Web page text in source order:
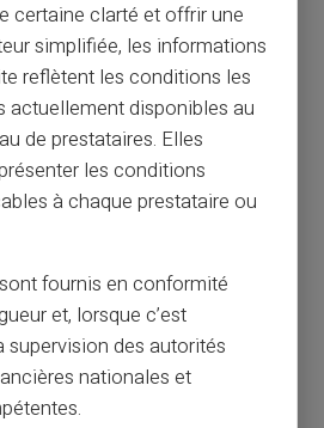
Carte prépayée
sans compte, ça
parce que votre banque vous
carte que vo...
certaine clarté et offrir une
simplifiée, les informations
reflètent les conditions les
actuellement disponibles au
de prestataires. Elles
les conditions
à chaque prestataire ou
fournis en conformité
et, lorsque c’est
supervision des autorités
nationales et